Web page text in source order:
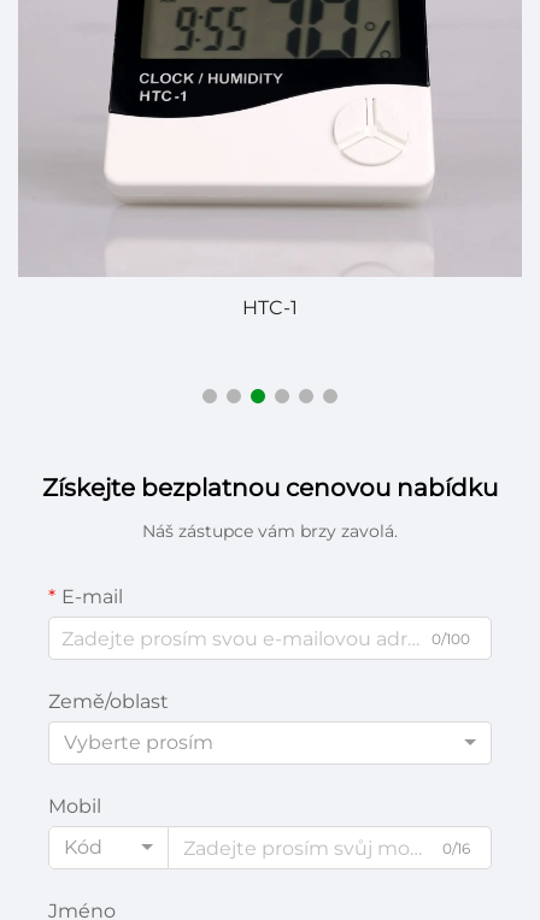
HTC-1
Získejte bezplatnou cenovou nabídku
Náš zástupce vám brzy zavolá.
E-mail
0/100
Země/oblast
Vyberte prosím
Mobil
Kód
0/16
Jméno